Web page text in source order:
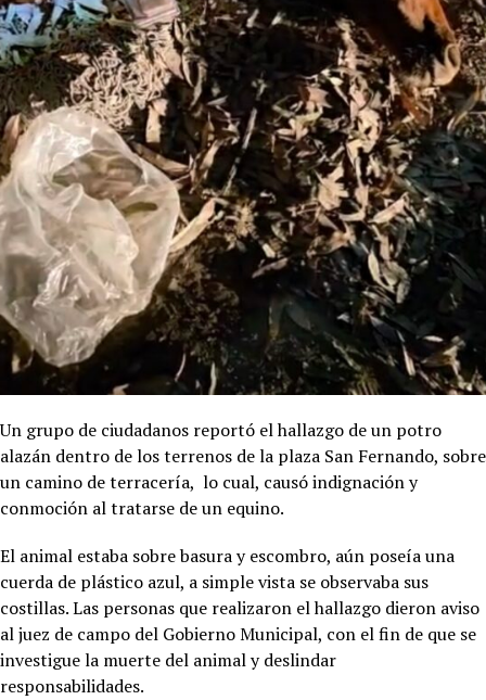
Un grupo de ciudadanos reportó el hallazgo de un potro
alazán dentro de los terrenos de la plaza San Fernando, sobre
un camino de terracería, lo cual, causó indignación y
conmoción al tratarse de un equino.
El animal estaba sobre basura y escombro, aún poseía una
cuerda de plástico azul, a simple vista se observaba sus
costillas. Las personas que realizaron el hallazgo dieron aviso
al juez de campo del Gobierno Municipal, con el fin de que se
investigue la muerte del animal y deslindar
responsabilidades.